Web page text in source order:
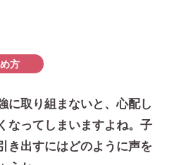
方
に取り組まないと、心配し
なってしまいますよね。子
き出すにはどのように声を